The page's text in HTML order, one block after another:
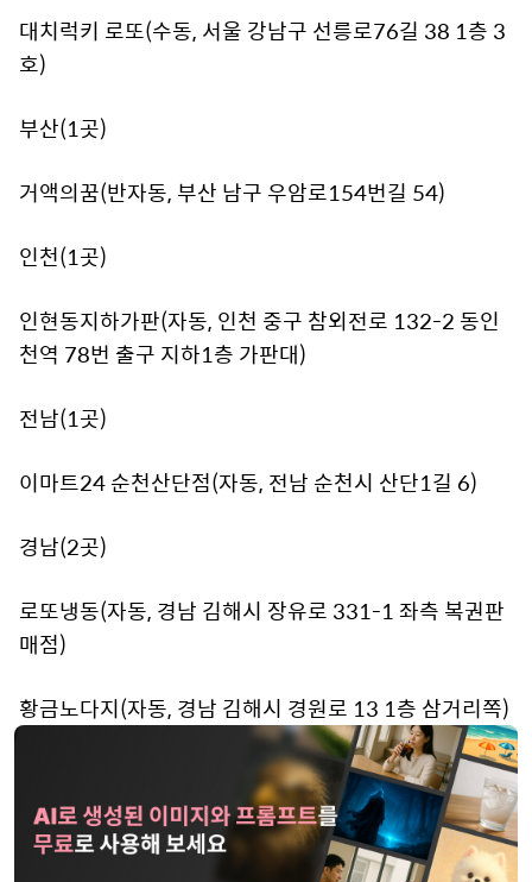
대치럭키 로또(수동, 서울 강남구 선릉로76길 38 1층 3
호)
부산(1곳)
거액의꿈(반자동, 부산 남구 우암로154번길 54)
인천(1곳)
인현동지하가판(자동, 인천 중구 참외전로 132-2 동인
천역 78번 출구 지하1층 가판대)
전남(1곳)
이마트24 순천산단점(자동, 전남 순천시 산단1길 6)
경남(2곳)
로또냉동(자동, 경남 김해시 장유로 331-1 좌측 복권판
매점)
황금노다지(자동, 경남 김해시 경원로 13 1층 삼거리쪽)